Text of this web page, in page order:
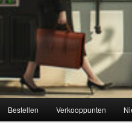
Bestellen Verkooppunten